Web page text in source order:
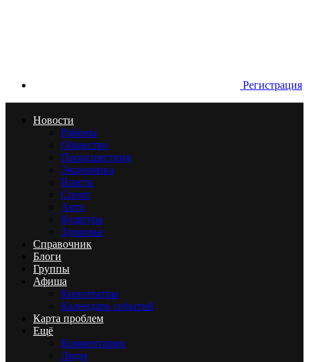
Регистрация
Новости
Районы
Общество
Происшествия
Экономика
Власть
Спорт
Авто
Культура
Здоровье
Справочник
Блоги
Группы
Афиша
Кинотеатры
Календарь событий
Карта проблем
Ещё
Комментарии
Люди